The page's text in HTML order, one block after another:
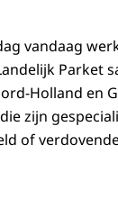
vandaag
Parket
Holland en
zijn
of